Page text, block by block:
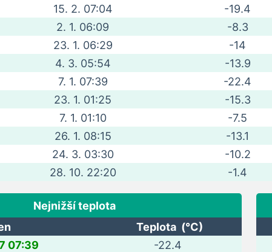
15. 2. 07:04 -19.4
2. 1. 06:09 -8.3
23. 1. 06:29 -14
4. 3. 05:54 -13.9
7. 1. 07:39 -22.4
23. 1. 01:25 -15.3
7. 1. 01:10 -7.5
26. 1. 08:15 -13.1
24. 3. 03:30 -10.2
28. 10. 22:20 -1.4
Nejnižší teplota
Teplota (°C)
07:39
-22.4